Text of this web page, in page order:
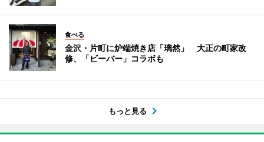
食べる
金沢・片町に炉端焼き店「璃然」 大正の町家改
修、「ビーバー」コラボも
もっと見る